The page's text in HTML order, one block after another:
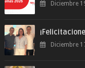
Diciembre
Diciembre